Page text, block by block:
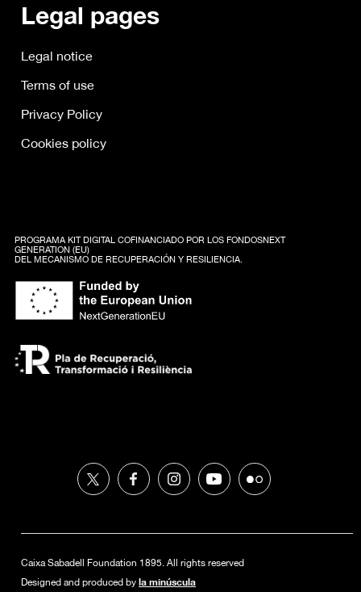
Legal pages
Legal notice
Terms of use
Privacy Policy
Cookies policy
PROGRAMA KIT DIGITAL COFINANCIADO POR LOS FONDOSNEXT
GENERATION (EU)
DEL MECANISMO DE RECUPERACIÓN Y RESILIENCIA.
Caixa Sabadell Foundation 1895. All rights reserved
Designed and produced by la minúscula